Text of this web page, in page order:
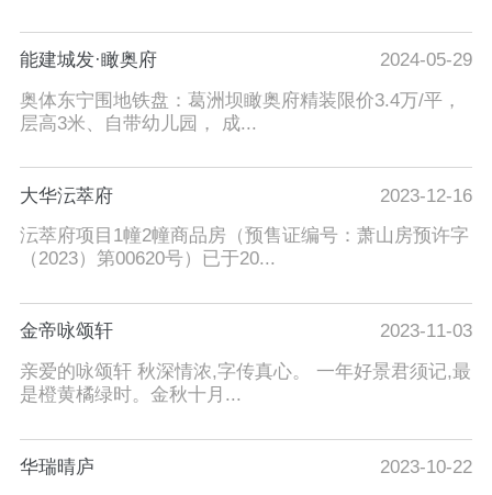
能建城发·瞰奥府
2024-05-29
奥体东宁围地铁盘：葛洲坝瞰奥府精装限价3.4万/平，
层高3米、自带幼儿园， 成...
大华沄萃府
2023-12-16
沄萃府项目1幢2幢商品房（预售证编号：萧山房预许字
（2023）第00620号）已于20...
金帝咏颂轩
2023-11-03
亲爱的咏颂轩 秋深情浓,字传真心。 一年好景君须记,最
是橙黄橘绿时。金秋十月...
华瑞晴庐
2023-10-22